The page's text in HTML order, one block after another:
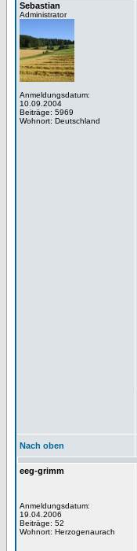
Sebastian
Administrator
Anmeldungsdatum:
10.09.2004
Beiträge: 5969
Wohnort: Deutschland
Nach oben
eeg-grimm
Anmeldungsdatum:
19.04.2006
Beiträge: 52
Wohnort: Herzogenaurach